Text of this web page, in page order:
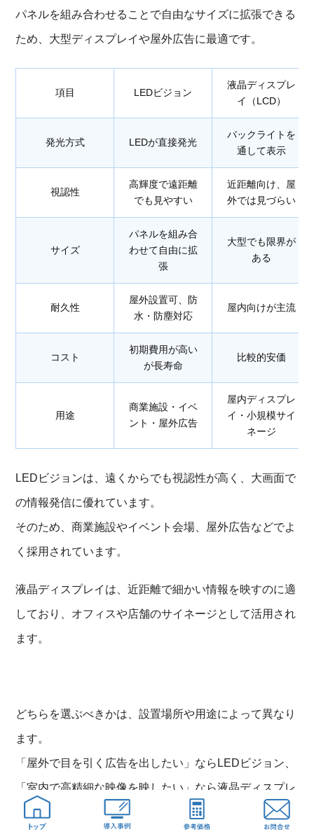
パネルを組み合わせることで自由なサイズに拡張できる
ため、大型ディスプレイや屋外広告に最適です。
項目 LEDビジョン
液晶ディスプレ
イ（LCD）
発光方式 LEDが直接発光
バックライトを
通して表示
視認性
高輝度で遠距離
でも見やすい
近距離向け、屋
外では見づらい
サイズ
パネルを組み合
わせて自由に拡
張
大型でも限界が
ある
耐久性
屋外設置可、防
水・防塵対応
屋内向けが主流
コスト
初期費用が高い
が長寿命
比較的安価
用途
商業施設・イベ
ント・屋外広告
屋内ディスプレ
イ・小規模サイ
ネージ
LEDビジョンは、遠くからでも視認性が高く、大画面で
の情報発信に優れています。
そのため、商業施設やイベント会場、屋外広告などでよ
く採用されています。
液晶ディスプレイは、近距離で細かい情報を映すのに適
しており、オフィスや店舗のサイネージとして活用され
ます。
どちらを選ぶべきかは、設置場所や用途によって異なり
ます。
「屋外で目を引く広告を出したい」ならLEDビジョン、
「室内で高精細な映像を映したい」なら液晶ディスプレ
イが適しています。